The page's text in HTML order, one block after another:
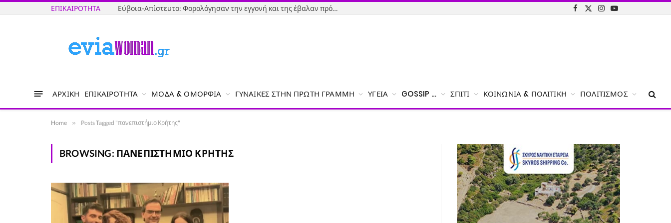
ΕΠΙΚΑΙΡΌΤΗΤΑ Εύβοια-Απίστευτο: Φορολόγησαν την εγγονή και της έβαλαν πρόστιμο γιατί δεν δήλωσε το χαρτζιλίκι του παππού!
Facebook
X
Instagram
YouTube
ΑΡΧΙΚΉ ΕΠΙΚΑΙΡΌΤΗΤΑ ΜΌΔΑ & ΟΜΟΡΦΙΆ ΓΥΝΑΊΚΕΣ ΣΤΗΝ ΠΡΏΤΗ ΓΡΑΜΜΉ ΥΓΕΊΑ GOSSIP … ΣΠΊΤΙ ΚΟΙΝΩΝΊΑ & ΠΟΛΙΤΙΚΉ ΠΟΛΙΤΙΣΜΌΣ
Home » Posts Tagged "πανεπιστήμιο Κρήτης"
BROWSING: ΠΑΝΕΠΙΣΤΉΜΙΟ ΚΡΉΤΗΣ